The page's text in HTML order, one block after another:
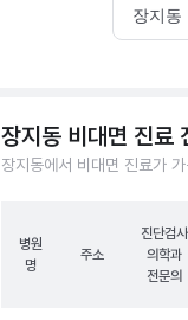
장지동
장지동 비대면 진료
장지동에서 비대면 진료가
병원
명
주소
진단검사
의학과
전문의